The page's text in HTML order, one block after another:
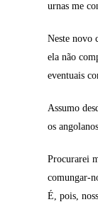
urnas me
Neste novo
ela não
eventuais
Assumo
os
Procurarei
comungar-
É, pois,